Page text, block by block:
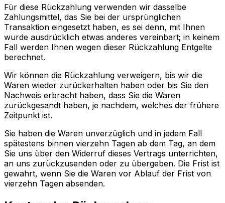
Für diese Rückzahlung verwenden wir dasselbe
Zahlungsmittel, das Sie bei der ursprünglichen
Transaktion eingesetzt haben, es sei denn, mit Ihnen
wurde ausdrücklich etwas anderes vereinbart; in keinem
Fall werden Ihnen wegen dieser Rückzahlung Entgelte
berechnet.
Wir können die Rückzahlung verweigern, bis wir die
Waren wieder zurückerhalten haben oder bis Sie den
Nachweis erbracht haben, dass Sie die Waren
zurückgesandt haben, je nachdem, welches der frühere
Zeitpunkt ist.
Sie haben die Waren unverzüglich und in jedem Fall
spätestens binnen vierzehn Tagen ab dem Tag, an dem
Sie uns über den Widerruf dieses Vertrags unterrichten,
an uns zurückzusenden oder zu übergeben. Die Frist ist
gewahrt, wenn Sie die Waren vor Ablauf der Frist von
vierzehn Tagen absenden.